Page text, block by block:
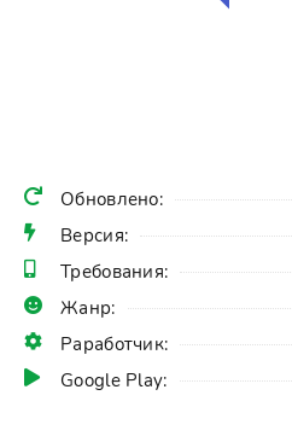
Обновлено:
Версия:
Требования:
Жанр:
Раработчик:
Google Play: